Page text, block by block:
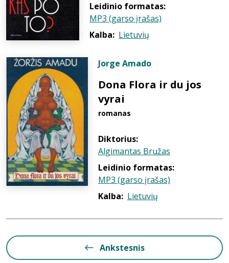
Leidinio formatas:
MP3 (garso įrašas)
Kalba: Lietuvių
Jorge Amado
Dona Flora ir du jos
vyrai
romanas
Diktorius:
Algimantas Bružas
Leidinio formatas:
MP3 (garso įrašas)
Kalba: Lietuvių
Ankstesnis